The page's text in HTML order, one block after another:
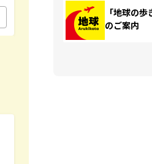
「地球の
のご案内